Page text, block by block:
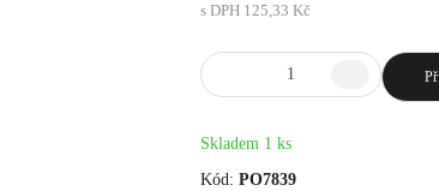
s DPH 125,33 Kč
Skladem 1 ks
Kód: PO7839